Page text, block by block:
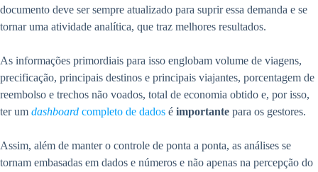
documento deve ser sempre atualizado para suprir essa demanda e se
tornar uma atividade analítica, que traz melhores resultados.
As informações primordiais para isso englobam volume de viagens,
precificação, principais destinos e principais viajantes, porcentagem de
reembolso e trechos não voados, total de economia obtido e, por isso,
ter um dashboard completo de dados é importante para os gestores.
Assim, além de manter o controle de ponta a ponta, as análises se
tornam embasadas em dados e números e não apenas na percepção do